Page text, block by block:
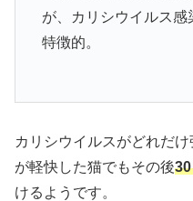
が、カリシウイルス
特徴的。
カリシウイルスがどれだ
が軽快した猫でもその後
けるようです。